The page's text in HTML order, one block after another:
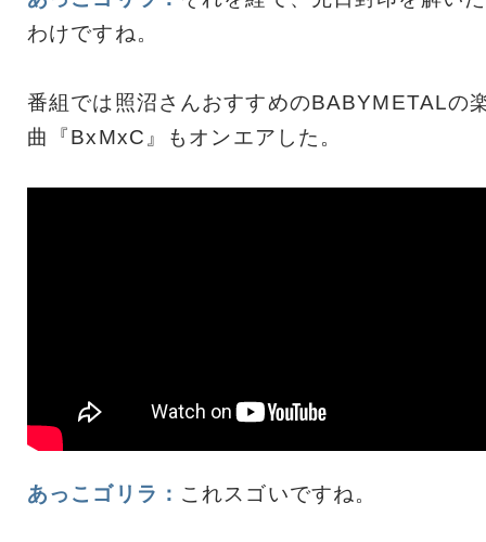
わけですね。
番組では照沼さんおすすめのBABYMETALの
曲『BxMxC』もオンエアした。
あっこゴリラ： これスゴいですね。